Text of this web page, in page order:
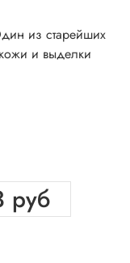
из старейших
и выделки
руб